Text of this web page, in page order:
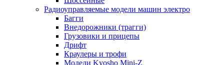
Радиоуправляемые модели машин электро
Багги
Внедорожники (трагги)
Грузовики и прицепы
Дрифт
Краулеры и трофи
Модели Kyosho Mini-Z